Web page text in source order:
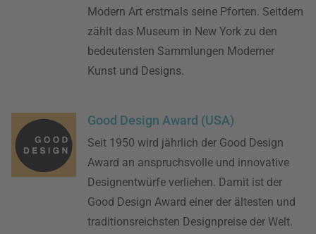
Modern Art erstmals seine Pforten. Seitdem
zählt das Museum in New York zu den
bedeutensten Sammlungen Moderner
Kunst und Designs.
Good Design Award (USA)
Seit 1950 wird jährlich der Good Design
Award an anspruchsvolle und innovative
Designentwürfe verliehen. Damit ist der
Good Design Award einer der ältesten und
traditionsreichsten Designpreise der Welt.